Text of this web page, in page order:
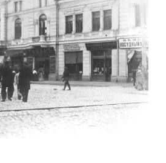
Leave a comment
1903 РОКУ